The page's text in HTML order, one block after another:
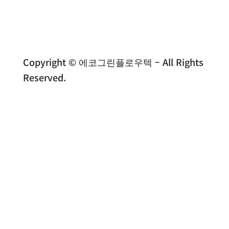
Copyright © 에코그린플로우텍 – All Rights
Reserved.